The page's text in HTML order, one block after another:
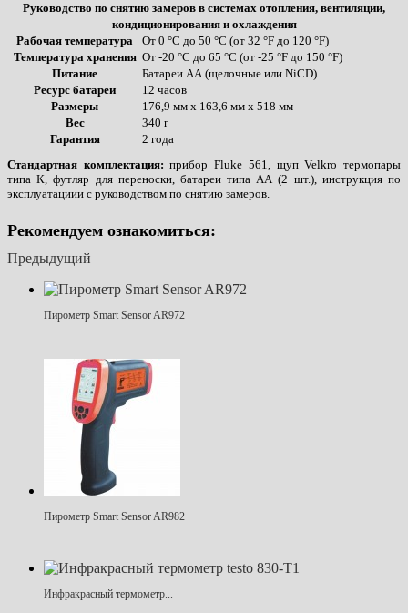
Руководство по снятию замеров в системах отопления, вентиляции,
кондиционирования и охлаждения
Рабочая температура
От 0 °C до 50 °C (от 32 °F до 120 °F)
Температура хранения От -20 °C до 65 °C (от -25 °F до 150 °F)
Питание
Батареи АА (щелочные или NiCD)
Ресурс батареи
12 часов
Размеры
176,9 мм х 163,6 мм х 518 мм
Вес
340 г
Гарантия
2 года
Стандартная комплектация: прибор Fluke 561, щуп Velkro термопары
типа К, футляр для переноски, батареи типа АА (2 шт.), инструкция по
эксплуатациии с руководством по снятию замеров.
Рекомендуем ознакомиться:
Предыдущий
Пирометр Smart Sensor AR972
Пирометр Smart Sensor AR982
Инфракрасный термометр...